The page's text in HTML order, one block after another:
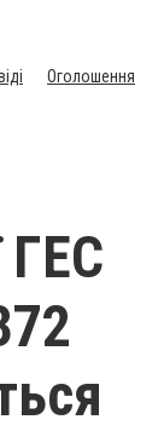
Оголошення
ГЕС